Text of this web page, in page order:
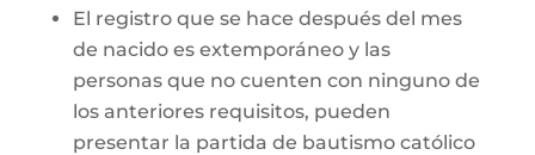
El registro que se hace después del mes
de nacido es extemporáneo y las
personas que no cuenten con ninguno de
los anteriores requisitos, pueden
presentar la partida de bautismo católico